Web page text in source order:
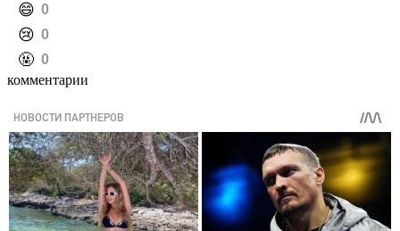
️😄 0
️😢 0
️🤬 0
комментарии